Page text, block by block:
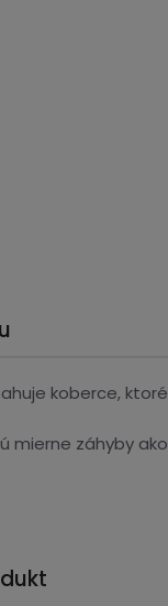
koberce,
mierne záhyby